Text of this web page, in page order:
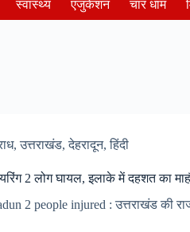
स्वास्थ्य एजुकेशन चार धाम
,उत्तराखंड,देहरादून,हिंदी
2 लोग घायल, इलाके में दहशत का
2 people injured : उत्तराखंड की